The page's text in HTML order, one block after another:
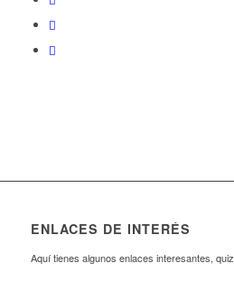
ENLACES DE INTERÉS
Aquí tienes algunos enlaces interesantes,